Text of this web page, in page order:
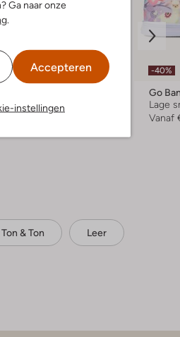
Ga naar onze
Accepteren
instellingen
-50%
Lage sneakers
-40%
Go
Lage
Vanaf
Ton & Ton Leer